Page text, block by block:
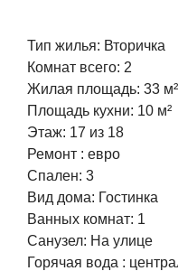
Тип жилья: Вторичка
Комнат всего: 2
Жилая площадь: 33 м²
Площадь кухни: 10 м²
Этаж: 17 из 18
Ремонт : евро
Спален: 3
Вид дома: Гостинка
Ванных комнат: 1
Cанузел: На улице
Горячая вода :